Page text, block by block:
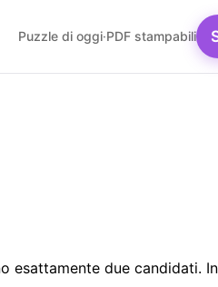
Puzzle di oggi·PDF stampabili
esattamente due candidati.